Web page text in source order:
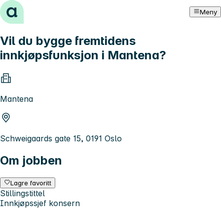
Hopp til innhold Meny
Vil du bygge fremtidens
innkjøpsfunksjon i Mantena?
Mantena
Schweigaards gate 15, 0191 Oslo
Om jobben
Lagre favoritt
Stillingstittel
Innkjøpssjef konsern